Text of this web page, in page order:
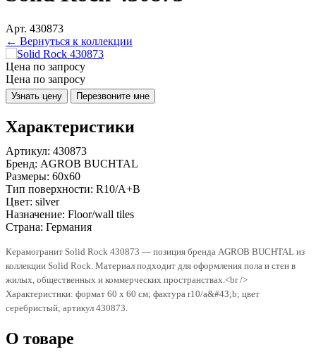
Арт. 430873
← Вернуться к коллекции
Цена по запросу
Цена по запросу
Узнать цену Перезвоните мне
Характеристики
Артикул: 430873
Бренд: AGROB BUCHTAL
Размеры: 60x60
Тип поверхности: R10/A+B
Цвет: silver
Назначение: Floor/wall tiles
Страна: Германия
Керамогранит Solid Rock 430873 — позиция бренда AGROB BUCHTAL из
коллекции Solid Rock. Материал подходит для оформления пола и стен в
жилых, общественных и коммерческих пространствах.<br />
Характеристики: формат 60 x 60 см; фактура r10/a&#43;b; цвет
серебристый; артикул 430873.
О товаре